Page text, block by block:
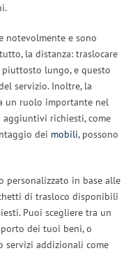
notevolmente e sono
la distanza: traslocare
lungo, e questo
servizio. Inoltre, la
un ruolo importante nel
aggiuntivi richiesti, come
dei mobili, possono
personalizzato in base alle
di trasloco disponibili
Puoi scegliere tra un
dei tuoi beni, o
servizi addizionali come